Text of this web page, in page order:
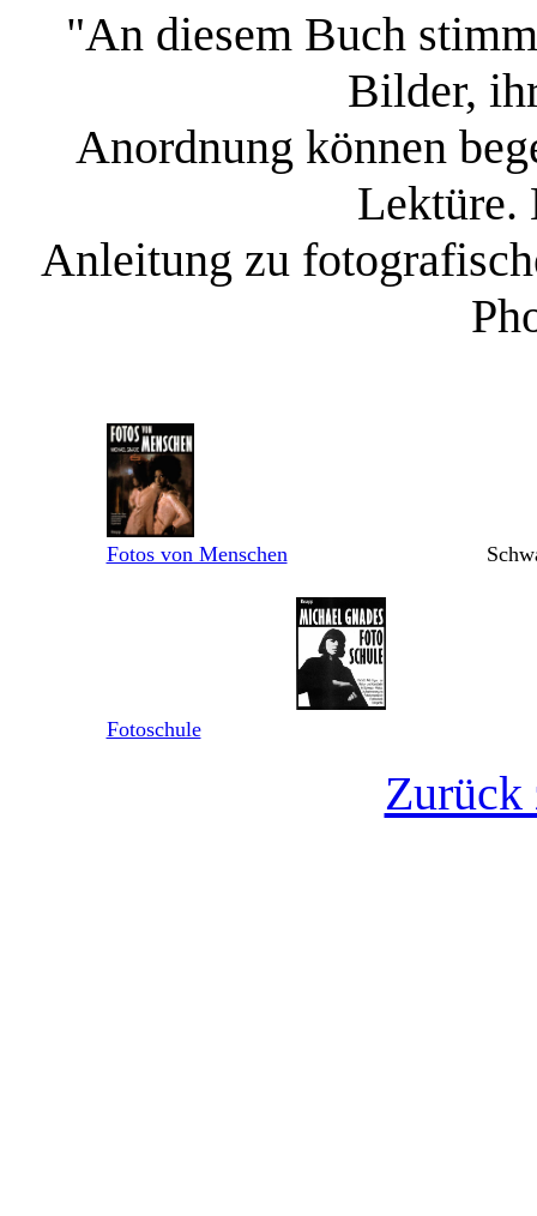
"An diesem Buch
Bilder,
Anordnung können
Lektüre.
Anleitung zu
Fotos von Menschen
Fotoschule
Zurück